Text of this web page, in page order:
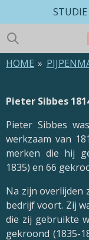
direct
naar
de
hoofdinhoud
STUDIE
HOME »
Pieter Sibbes
Pieter Sibbes
werkzaam van
merken die hij
1835) en 66
Na zijn overlijden
bedrijf voort. Zij
die zij gebruikte
gekroond (1835-